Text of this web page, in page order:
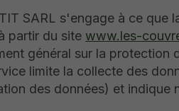
SARL s'engage à ce que
partir du site www.les-
général sur la protection
limite la collecte des
des données) et indique